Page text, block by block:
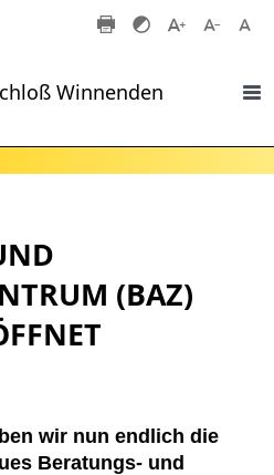
Winnenden
(BAZ)
wir nun endlich die
Beratungs- und